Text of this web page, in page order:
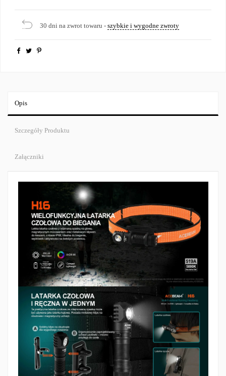
30 dni na zwrot towaru - szybkie i wygodne zwroty
Opis
Szczegóły Produktu
Załączniki